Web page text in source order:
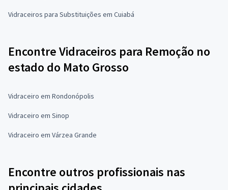
Vidraceiros para Substituições em Cuiabá
Encontre Vidraceiros para Remoção no
estado do Mato Grosso
Vidraceiro em Rondonópolis
Vidraceiro em Sinop
Vidraceiro em Várzea Grande
Encontre outros profissionais nas